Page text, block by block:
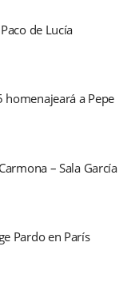
de Lucía
homenajeará a Pepe
– Sala García
Pardo en París